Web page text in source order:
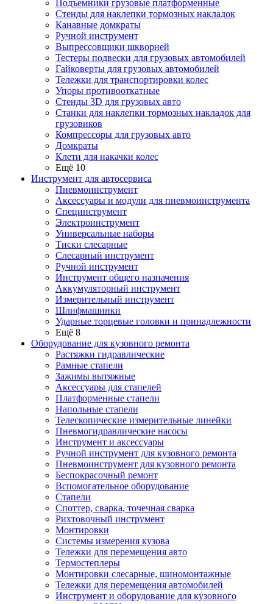
Подъемники грузовые платформенные
Стенды для наклепки тормозных накладок
Канавные домкраты
Ручной инструмент
Выпрессовщики шкворней
Тестеры подвески для грузовых автомобилей
Гайковерты для грузовых автомобилей
Тележки для транспортировки колес
Упоры противооткатные
Стенды 3D для грузовых авто
Станки для наклепки тормозных накладок для
грузовиков
Компрессоры для грузовых авто
Домкраты
Клети для накачки колес
Ещё 10
Инструмент для автосервиса
Пневмоинструмент
Аксессуары и модули для пневмоинструмента
Специнструмент
Электроинструмент
Универсальные наборы
Тиски слесарные
Слесарный инструмент
Ручной инструмент
Инструмент общего назначения
Аккумуляторный инструмент
Измерительный инструмент
Шлифмашинки
Ударные торцевые головки и принадлежности
Ещё 8
Оборудование для кузовного ремонта
Растяжки гидравлические
Рамные стапели
Зажимы вытяжные
Аксессуары для стапелей
Платформенные стапели
Напольные стапели
Телескопические измерительные линейки
Пневмогидравлические насосы
Инструмент и аксессуары
Ручной инструмент для кузовного ремонта
Пневмоинструмент для кузовного ремонта
Беспокрасочный ремонт
Вспомогательное оборудование
Стапели
Споттер, сварка, точечная сварка
Рихтовочный инструмент
Монтировки
Системы измерения кузова
Тележки для перемещения авто
Термостеплеры
Монтировки слесарные, шиномонтажные
Тележки для перемещения автомобилей
Инструмент и оборудование для кузовного